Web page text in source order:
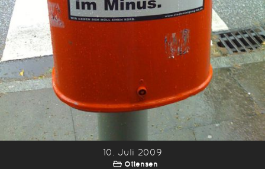
10. Juli 2009
Ottensen